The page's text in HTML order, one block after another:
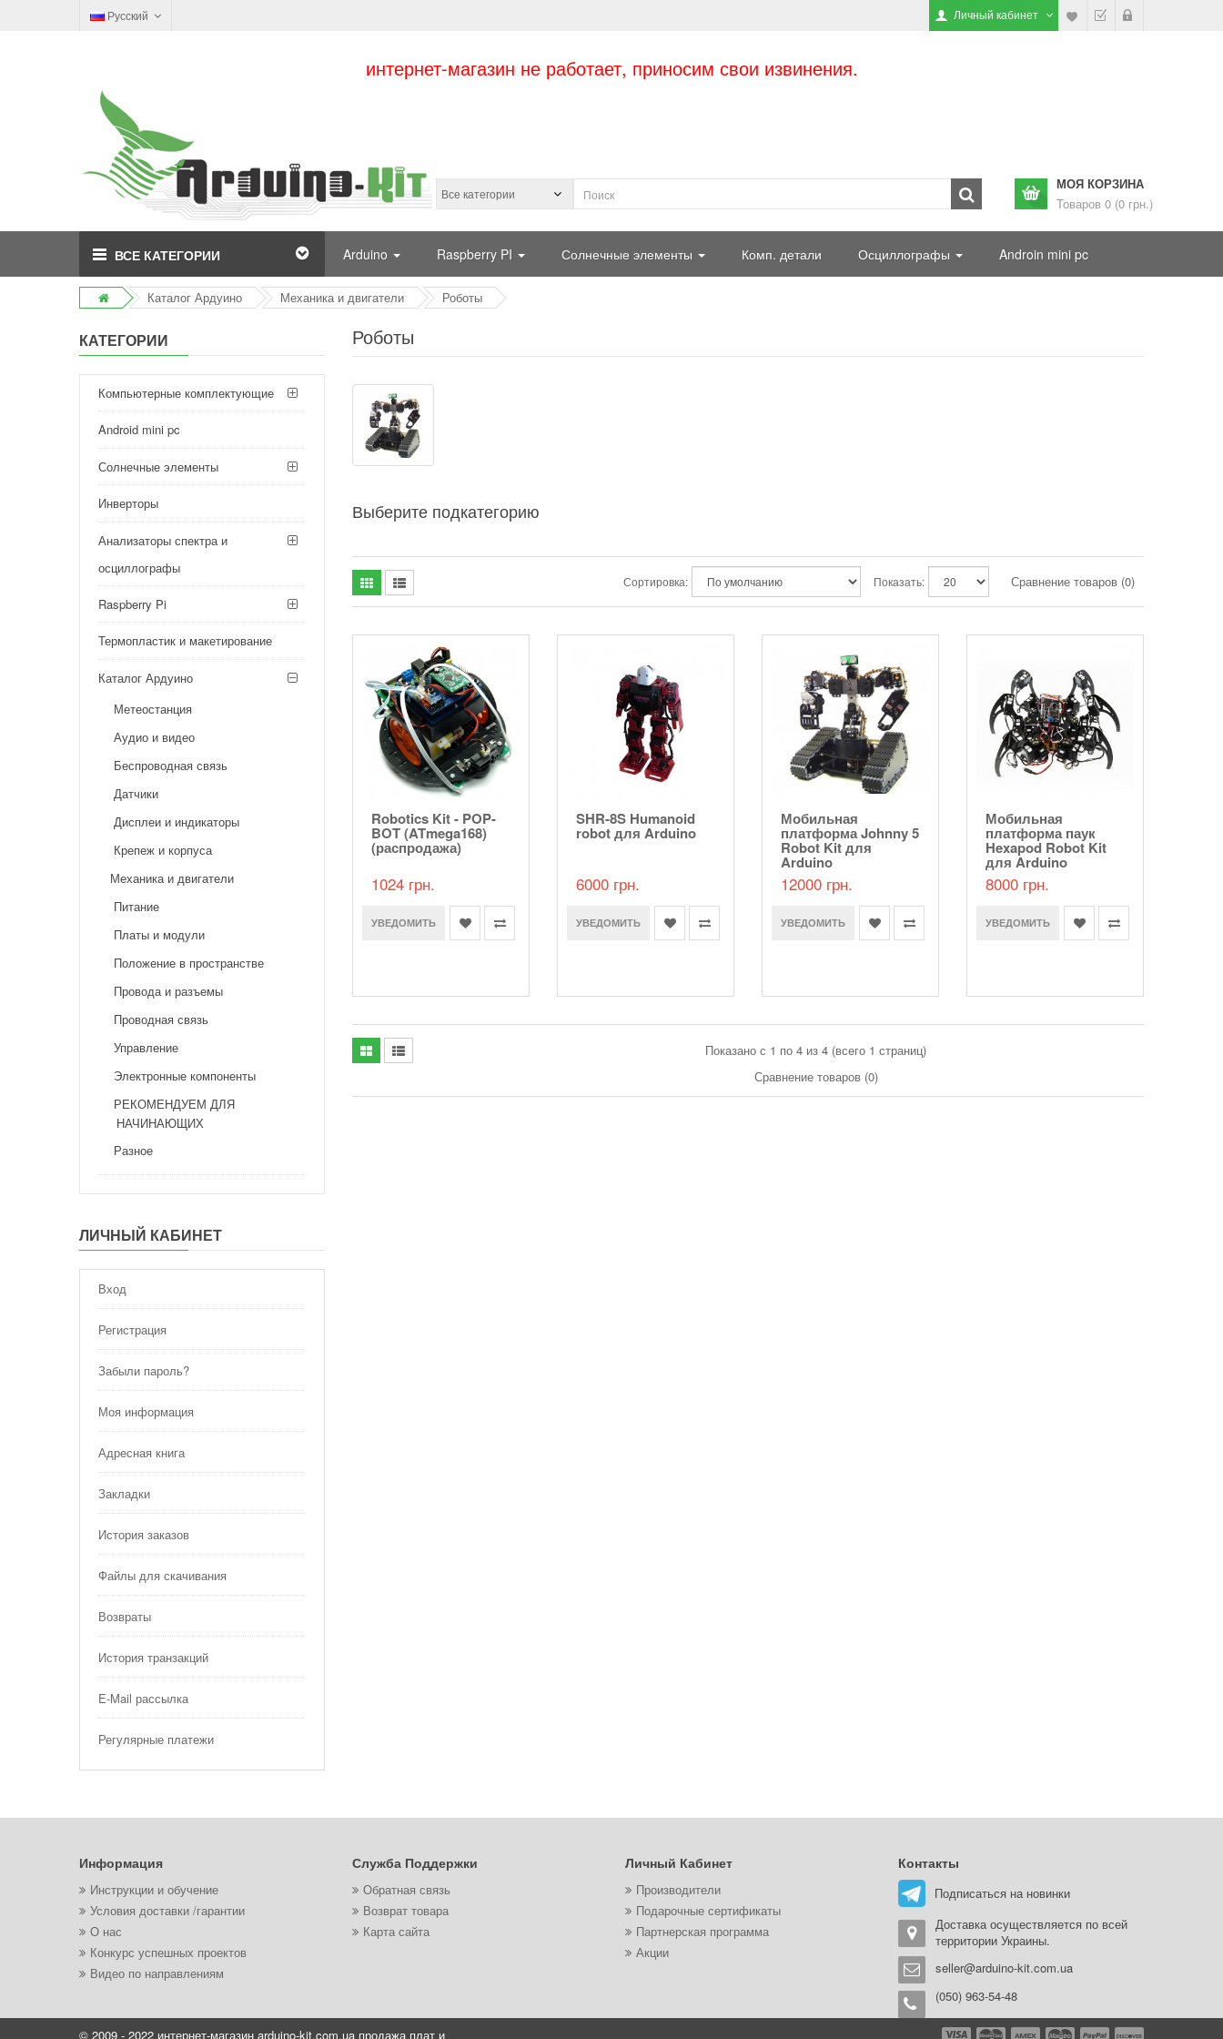
Русский Личный кабинет
интернет-магазин не работает, приносим свои извинения.
МОЯ КОРЗИНА
Товаров 0 (0 грн.)
ВСЕ КАТЕГОРИИ Arduino Raspberry PI Солнечные элементы Комп. детали Осциллографы Androin mini pc
Каталог Ардуино Механика и двигатели Роботы
КАТЕГОРИИ
Компьютерные комплектующие
Android mini pc
Солнечные элементы
Инверторы
Анализаторы спектра и
осциллографы
Raspberry Pi
Термопластик и макетирование
Каталог Ардуино
Метеостанция
Аудио и видео
Беспроводная связь
Датчики
Дисплеи и индикаторы
Крепеж и корпуса
Механика и двигатели
Питание
Платы и модули
Положение в пространстве
Провода и разъемы
Проводная связь
Управление
Электронные компоненты
РЕКОМЕНДУЕМ ДЛЯ
НАЧИНАЮЩИХ
Разное
ЛИЧНЫЙ КАБИНЕТ
Вход
Регистрация
Забыли пароль?
Моя информация
Адресная книга
Закладки
История заказов
Файлы для скачивания
Возвраты
История транзакций
E-Mail рассылка
Регулярные платежи
Роботы
Выберите подкатегорию
Сортировка: Показать: Сравнение товаров (0)
Robotics Kit - POP-
BOT (ATmega168)
(распродажа)
1024 грн.
УВЕДОМИТЬ
SHR-8S Humanoid
robot для Arduino
6000 грн.
УВЕДОМИТЬ
Мобильная
платформа Johnny 5
Robot Kit для
Arduino
12000 грн.
УВЕДОМИТЬ
Мобильная
платформа паук
Hexapod Robot Kit
для Arduino
8000 грн.
УВЕДОМИТЬ
Показано с 1 по 4 из 4 (всего 1 страниц)
Сравнение товаров (0)
Информация
Инструкции и обучение
Условия доставки /гарантии
О нас
Конкурс успешных проектов
Видео по направлениям
Служба Поддержки
Обратная связь
Возврат товара
Карта сайта
Личный Кабинет
Производители
Подарочные сертификаты
Партнерская программа
Акции
Контакты
Подписаться на новинки
Доставка осуществляется по всей
территории Украины.
seller@arduino-kit.com.ua
(050) 963-54-48
© 2009 - 2022 интернет-магазин arduino-kit.com.ua продажа плат и